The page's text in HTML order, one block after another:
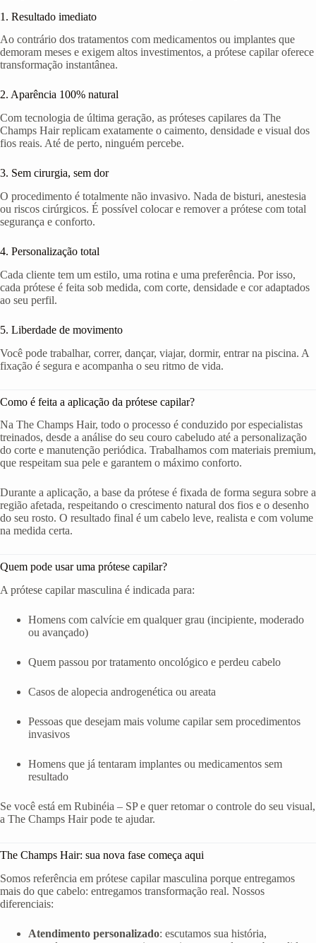
1. Resultado imediato
Ao contrário dos tratamentos com medicamentos ou implantes que
demoram meses e exigem altos investimentos, a prótese capilar oferece
transformação instantânea.
2. Aparência 100% natural
Com tecnologia de última geração, as próteses capilares da The
Champs Hair replicam exatamente o caimento, densidade e visual dos
fios reais. Até de perto, ninguém percebe.
3. Sem cirurgia, sem dor
O procedimento é totalmente não invasivo. Nada de bisturi, anestesia
ou riscos cirúrgicos. É possível colocar e remover a prótese com total
segurança e conforto.
4. Personalização total
Cada cliente tem um estilo, uma rotina e uma preferência. Por isso,
cada prótese é feita sob medida, com corte, densidade e cor adaptados
ao seu perfil.
5. Liberdade de movimento
Você pode trabalhar, correr, dançar, viajar, dormir, entrar na piscina. A
fixação é segura e acompanha o seu ritmo de vida.
Como é feita a aplicação da prótese capilar?
Na The Champs Hair, todo o processo é conduzido por especialistas
treinados, desde a análise do seu couro cabeludo até a personalização
do corte e manutenção periódica. Trabalhamos com materiais premium,
que respeitam sua pele e garantem o máximo conforto.
Durante a aplicação, a base da prótese é fixada de forma segura sobre a
região afetada, respeitando o crescimento natural dos fios e o desenho
do seu rosto. O resultado final é um cabelo leve, realista e com volume
na medida certa.
Quem pode usar uma prótese capilar?
A prótese capilar masculina é indicada para:
Homens com calvície em qualquer grau (incipiente, moderado
ou avançado)
Quem passou por tratamento oncológico e perdeu cabelo
Casos de alopecia androgenética ou areata
Pessoas que desejam mais volume capilar sem procedimentos
invasivos
Homens que já tentaram implantes ou medicamentos sem
resultado
Se você está em Rubinéia – SP e quer retomar o controle do seu visual,
a The Champs Hair pode te ajudar.
The Champs Hair: sua nova fase começa aqui
Somos referência em prótese capilar masculina porque entregamos
mais do que cabelo: entregamos transformação real. Nossos
diferenciais:
Atendimento personalizado: escutamos sua história,